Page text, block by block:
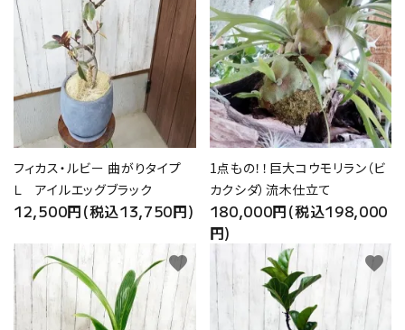
フィカス・ルビー 曲がりタイプ
Ｌ アイルエッグブラック
12,500円(税込13,750円)
1点もの！！巨大コウモリラン（ビ
カクシダ）流木仕立て
180,000円(税込198,000
円)
favorite favorite